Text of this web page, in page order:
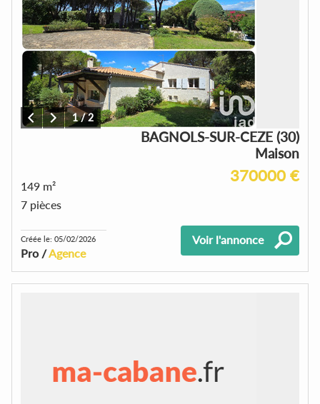
1/2
BAGNOLS-SUR-CEZE (30)
Maison
370000 €
149 m²
7 pièces
Créée le: 05/02/2026
Pro /Agence
Voir l'annonce